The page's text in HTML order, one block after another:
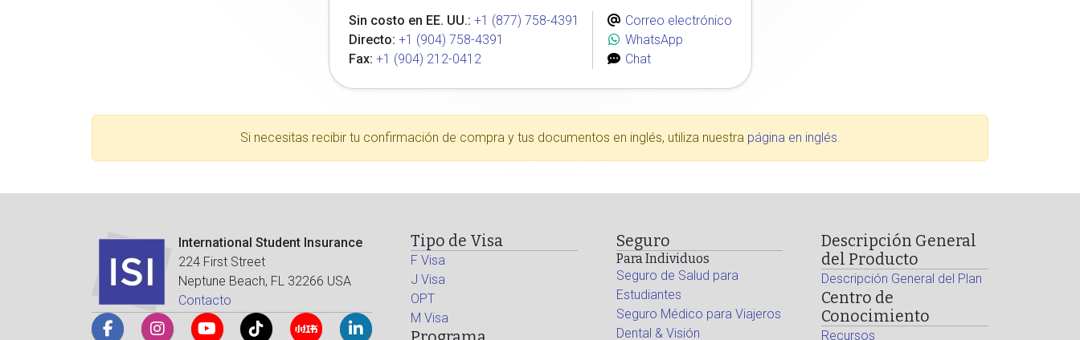
Sin costo en EE. UU.: +1 (877) 758-4391
Directo: +1 (904) 758-4391
Fax: +1 (904) 212-0412
Correo electrónico
WhatsApp
Chat
Si necesitas recibir tu confirmación de compra y tus documentos en inglés, utiliza nuestra página en inglés.
International Student Insurance
224 First Street
Neptune Beach, FL 32266 USA
Contacto
Tipo de Visa
F Visa
J Visa
OPT
M Visa
Seguro
Para Individuos
Seguro de Salud para
Estudiantes
Seguro Médico para Viajeros
Dental & Visión
Descripción General
del Producto
Descripción General del Plan
Centro de
Conocimiento
Recursos